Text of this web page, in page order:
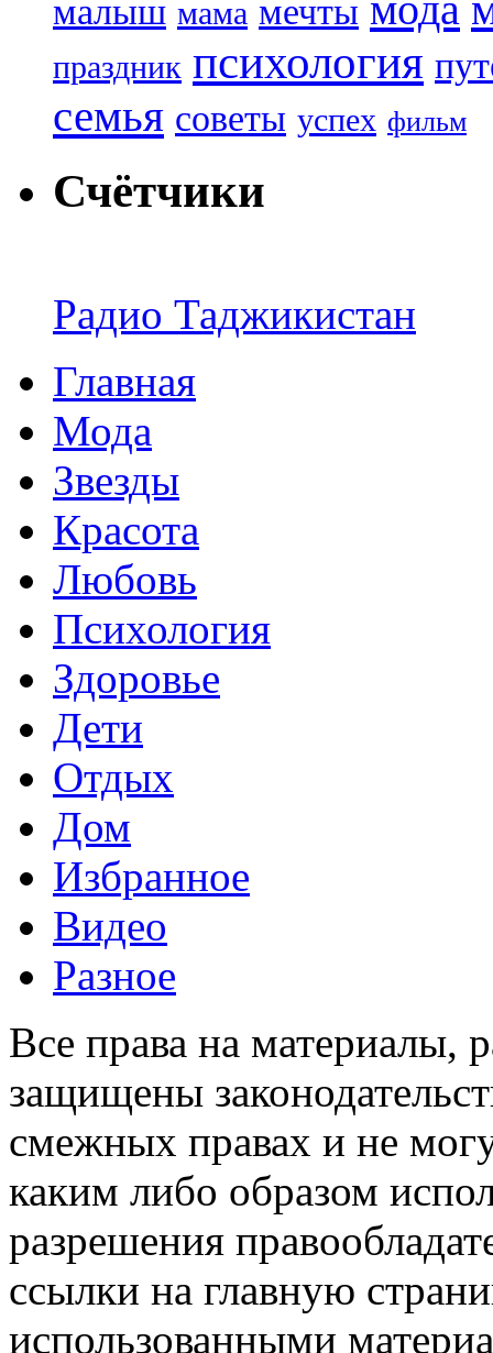
малыш мама мечты
праздник психология
семья советы успех фильм
Счётчики
Радио Таджикистан
Главная
Мода
Звезды
Красота
Любовь
Психология
Здоровье
Дети
Отдых
Дом
Избранное
Видео
Разное
Все права на материалы,
защищены
смежных правах и не
каким либо образом
разрешения
ссылки на главную
использованными